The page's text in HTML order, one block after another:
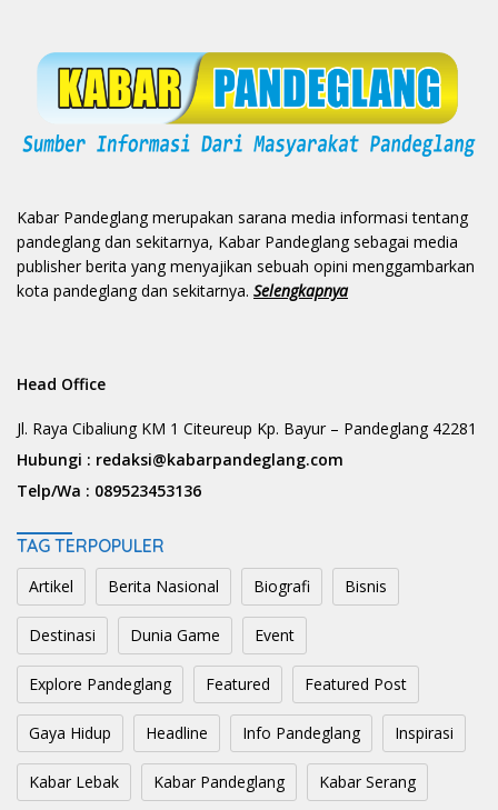
Kabar Pandeglang merupakan sarana media informasi tentang
pandeglang dan sekitarnya, Kabar Pandeglang sebagai media
publisher berita yang menyajikan sebuah opini menggambarkan
kota pandeglang dan sekitarnya. Selengkapnya
Head Office
Jl. Raya Cibaliung KM 1 Citeureup Kp. Bayur – Pandeglang 42281
Hubungi : redaksi@kabarpandeglang.com
Telp/Wa : 089523453136
TAG TERPOPULER
Artikel Berita Nasional Biografi Bisnis
Destinasi Dunia Game Event
Explore Pandeglang Featured Featured Post
Gaya Hidup Headline Info Pandeglang Inspirasi
Kabar Lebak Kabar Pandeglang Kabar Serang